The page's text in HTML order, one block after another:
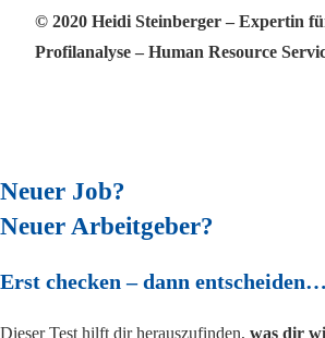
© 2020 Heidi Steinberger – Expertin
Profilanalyse – Human Resource
Neuer Job?
Neuer Arbeitgeber?
Erst checken – dann entscheiden…
Dieser Test hilft dir herauszufinden, was dir